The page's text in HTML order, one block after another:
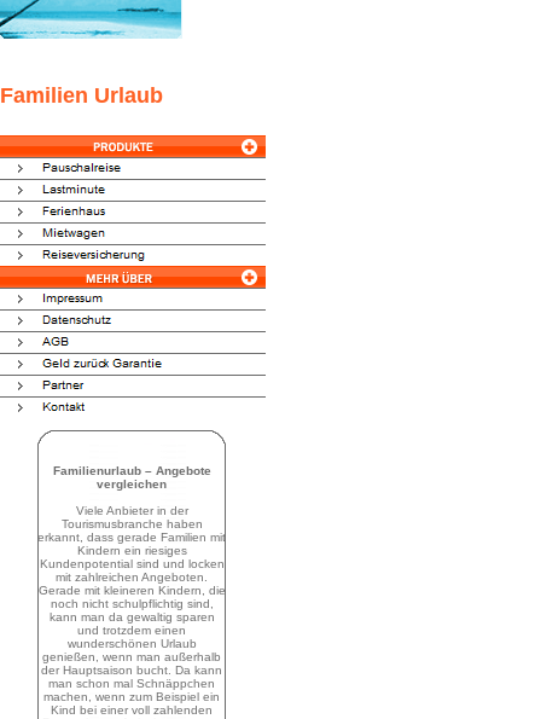
Familien Urlaub
Familienurlaub – Angebote
vergleichen
Viele Anbieter in der
Tourismusbranche haben
erkannt, dass gerade Familien mit
Kindern ein riesiges
Kundenpotential sind und locken
mit zahlreichen Angeboten.
Gerade mit kleineren Kindern, die
noch nicht schulpflichtig sind,
kann man da gewaltig sparen
und trotzdem einen
wunderschönen Urlaub
genießen, wenn man außerhalb
der Hauptsaison bucht. Da kann
man schon mal Schnäppchen
machen, wenn zum Beispiel ein
Kind bei einer voll zahlenden